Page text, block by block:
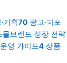
기획70 광고·퍼포
몰브랜드 성장 전략
영 가이드4 상품